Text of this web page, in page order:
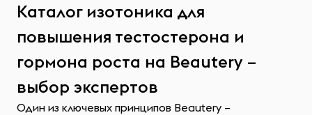
Каталог изотоника для
повышения тестостерона и
гормона роста на Beautery –
выбор экспертов
Один из ключевых принципов Beautery –